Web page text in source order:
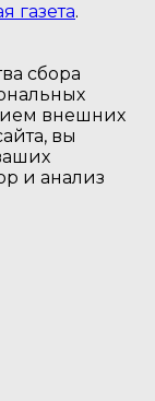
газета.
сбора
внешних
вы
и анализ